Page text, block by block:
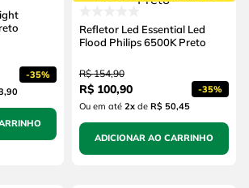
-35%
Refletor Led Essential Led
Flood Philips 6500K Preto
R$ 154,90
R$ 100,90 -35%
Ou em até 2xde R$ 50,45
ADICIONAR AO CARRINHO